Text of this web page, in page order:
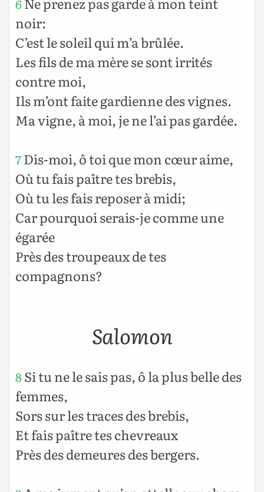
6
noir:
C’est le soleil qui m’a brûlée.
Les fils de ma mère se sont irrités
contre moi,
Ils m’ont faite gardienne des vignes.
Ma vigne, à moi, je ne l’ai pas gardée.
7Dis-moi, ô toi que mon cœur aime,
Où tu fais paître tes brebis,
Où tu les fais reposer à midi;
Car pourquoi serais-je comme une
égarée
Près des troupeaux de tes
compagnons?
Salomon
8Si tu ne le sais pas, ô la plus belle des
femmes,
Sors sur les traces des brebis,
Et fais paître tes chevreaux
Près des demeures des bergers.